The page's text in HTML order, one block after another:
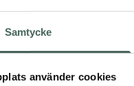
Samtycke
använder cookies